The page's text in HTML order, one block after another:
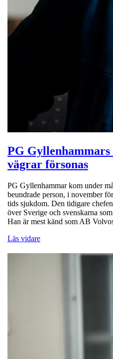
PG
vägrar försonas
PG Gyllenhammar kom under
beundrade person, i november
tids sjukdom. Den tidigare
över Sverige och svenskarna
Han är mest känd som AB
Läs vidare